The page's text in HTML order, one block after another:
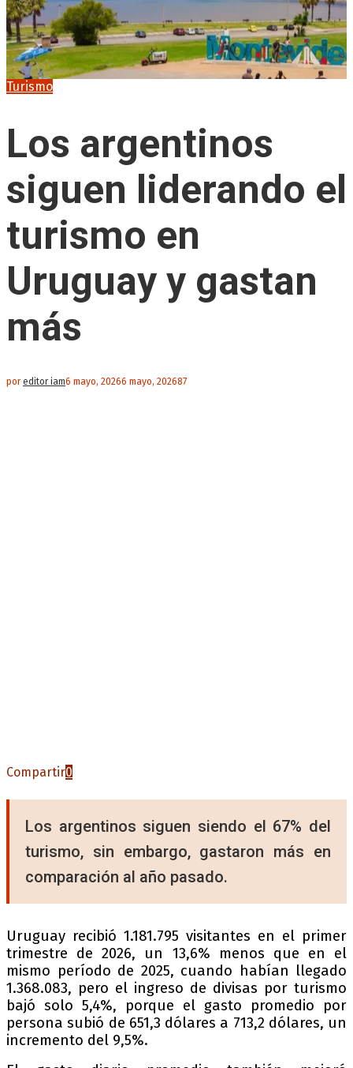
Turismo
Los argentinos
siguen liderando el
turismo en
Uruguay y gastan
más
poreditor iam6 mayo, 20266 mayo, 202687
Compartir0
Los argentinos siguen siendo el 67% del
turismo, sin embargo, gastaron más en
comparación al año pasado.
Uruguay recibió 1.181.795 visitantes en el primer
trimestre de 2026, un 13,6% menos que en el
mismo período de 2025, cuando habían llegado
1.368.083, pero el ingreso de divisas por turismo
bajó solo 5,4%, porque el gasto promedio por
persona subió de 651,3 dólares a 713,2 dólares, un
incremento del 9,5%.